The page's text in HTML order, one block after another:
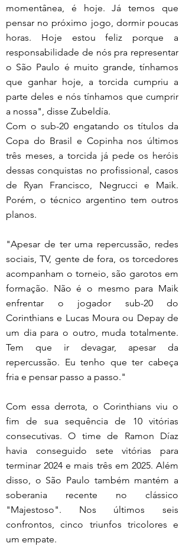
momentânea, é hoje. Já temos que
pensar no próximo jogo, dormir poucas
horas. Hoje estou feliz porque a
responsabilidade de nós pra representar
o São Paulo é muito grande, tínhamos
que ganhar hoje, a torcida cumpriu a
parte deles e nós tínhamos que cumprir
a nossa", disse Zubeldía.
Com o sub-20 engatando os títulos da
Copa do Brasil e Copinha nos últimos
três meses, a torcida já pede os heróis
dessas conquistas no profissional, casos
de Ryan Francisco, Negrucci e Maik.
Porém, o técnico argentino tem outros
planos.
"Apesar de ter uma repercussão, redes
sociais, TV, gente de fora, os torcedores
acompanham o torneio, são garotos em
formação. Não é o mesmo para Maik
enfrentar o jogador sub-20 do
Corinthians e Lucas Moura ou Depay de
um dia para o outro, muda totalmente.
Tem que ir devagar, apesar da
repercussão. Eu tenho que ter cabeça
fria e pensar passo a passo."
Com essa derrota, o Corinthians viu o
fim de sua sequência de 10 vitórias
consecutivas. O time de Ramon Díaz
havia conseguido sete vitórias para
terminar 2024 e mais três em 2025. Além
disso, o São Paulo também mantém a
soberania recente no clássico
"Majestoso". Nos últimos seis
confrontos, cinco triunfos tricolores e
um empate.